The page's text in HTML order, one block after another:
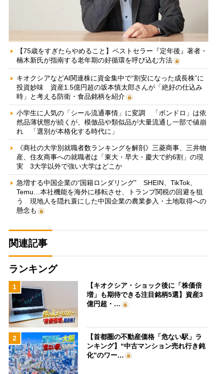
【75歳をすぎたらやめること】ベストセラー『定年後』著者・
楠木新氏が指南する老年期の好循環を呼び込む方法
キオクシアなどAI関連株に資金集中で“割安になった成長株”に
投資妙味 資産1.5億円超の坂本慎太郎さんが「絶好の仕込み
時」と考える防衛・食品銘柄を紹介
小学生に人気の「シール流通事情」に変調 「ボンドロ」は依
然品薄状態が続くが、模倣品や類似品が大量流通し一部で値崩
れ 「選別が本格化する時代に」
《商社の大学別就職者数ランキングを解剖》三菱商事、三井物
産、住友商事への就職者は「東大・早大・慶大で約6割」の現
実 3大学以外で強い大学はどこか
急増する中国企業の“国籍ロンダリング” SHEIN、TikTok、
Temu…本社機能を海外に移転させ、トランプ関税の回避を狙
う 現地人を隠れ蓑にした中国企業の農業参入・土地取得への
懸念も
関連記事
ランキング
1
【キオクシア・ショック後に「株価倍
増」も期待できる注目銘柄5選】資産3
億円超・…
2
【首都圏の不動産価格「危ない駅」ラ
ンキング】“中古マンション売れ行き鈍
化”のワー…